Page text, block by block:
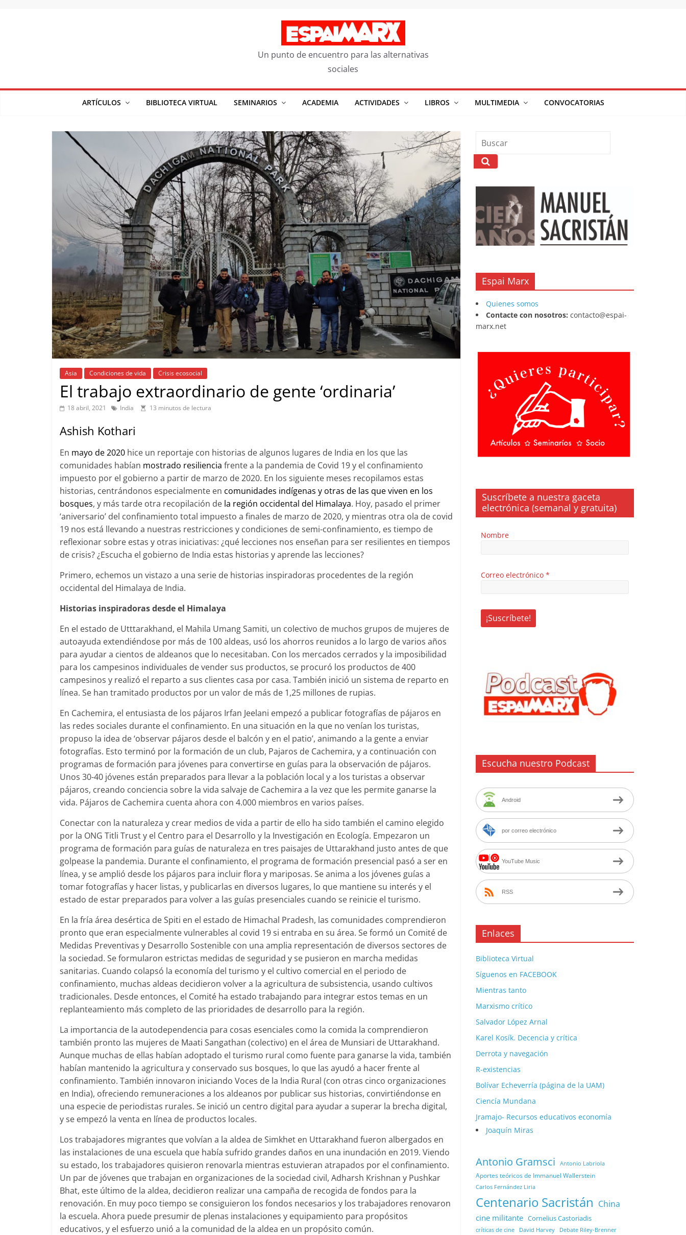
Un punto de encuentro para las alternativas
sociales
ARTÍCULOS BIBLIOTECA VIRTUAL SEMINARIOS ACADEMIA ACTIVIDADES LIBROS MULTIMEDIA CONVOCATORIAS
Asia Condiciones de vida Crisis ecosocial
El trabajo extraordinario de gente ‘ordinaria’
18 abril, 2021 India 13 minutos de lectura
Ashish Kothari
En mayo de 2020 hice un reportaje con historias de algunos lugares de India en los que las
comunidades habían mostrado resiliencia frente a la pandemia de Covid 19 y el confinamiento
impuesto por el gobierno a partir de marzo de 2020. En los siguiente meses recopilamos estas
historias, centrándonos especialmente en comunidades indígenas y otras de las que viven en los
bosques, y más tarde otra recopilación de la región occidental del Himalaya. Hoy, pasado el primer
‘aniversario’ del confinamiento total impuesto a finales de marzo de 2020, y mientras otra ola de covid
19 nos está llevando a nuestras restricciones y condiciones de semi-confinamiento, es tiempo de
reflexionar sobre estas y otras iniciativas: ¿qué lecciones nos enseñan para ser resilientes en tiempos
de crisis? ¿Escucha el gobierno de India estas historias y aprende las lecciones?
Primero, echemos un vistazo a una serie de historias inspiradoras procedentes de la región
occidental del Himalaya de India.
Historias inspiradoras desde el Himalaya
En el estado de Utttarakhand, el Mahila Umang Samiti, un colectivo de muchos grupos de mujeres de
autoayuda extendiéndose por más de 100 aldeas, usó los ahorros reunidos a lo largo de varios años
para ayudar a cientos de aldeanos que lo necesitaban. Con los mercados cerrados y la imposibilidad
para los campesinos individuales de vender sus productos, se procuró los productos de 400
campesinos y realizó el reparto a sus clientes casa por casa. También inició un sistema de reparto en
línea. Se han tramitado productos por un valor de más de 1,25 millones de rupias.
En Cachemira, el entusiasta de los pájaros Irfan Jeelani empezó a publicar fotografías de pájaros en
las redes sociales durante el confinamiento. En una situación en la que no venían los turistas,
propuso la idea de ‘observar pájaros desde el balcón y en el patio’, animando a la gente a enviar
fotografías. Esto terminó por la formación de un club, Pajaros de Cachemira, y a continuación con
programas de formación para jóvenes para convertirse en guías para la observación de pájaros.
Unos 30-40 jóvenes están preparados para llevar a la población local y a los turistas a observar
pájaros, creando conciencia sobre la vida salvaje de Cachemira a la vez que les permite ganarse la
vida. Pájaros de Cachemira cuenta ahora con 4.000 miembros en varios países.
Conectar con la naturaleza y crear medios de vida a partir de ello ha sido también el camino elegido
por la ONG Titli Trust y el Centro para el Desarrollo y la Investigación en Ecología. Empezaron un
programa de formación para guías de naturaleza en tres paisajes de Uttarakhand justo antes de que
golpease la pandemia. Durante el confinamiento, el programa de formación presencial pasó a ser en
línea, y se amplió desde los pájaros para incluir flora y mariposas. Se anima a los jóvenes guías a
tomar fotografías y hacer listas, y publicarlas en diversos lugares, lo que mantiene su interés y el
estado de estar preparados para volver a las guías presenciales cuando se reinicie el turismo.
En la fría área desértica de Spiti en el estado de Himachal Pradesh, las comunidades comprendieron
pronto que eran especialmente vulnerables al covid 19 si entraba en su área. Se formó un Comité de
Medidas Preventivas y Desarrollo Sostenible con una amplia representación de diversos sectores de
la sociedad. Se formularon estrictas medidas de seguridad y se pusieron en marcha medidas
sanitarias. Cuando colapsó la economía del turismo y el cultivo comercial en el periodo de
confinamiento, muchas aldeas decidieron volver a la agricultura de subsistencia, usando cultivos
tradicionales. Desde entonces, el Comité ha estado trabajando para integrar estos temas en un
replanteamiento más completo de las prioridades de desarrollo para la región.
La importancia de la autodependencia para cosas esenciales como la comida la comprendieron
también pronto las mujeres de Maati Sangathan (colectivo) en el área de Munsiari de Uttarakhand.
Aunque muchas de ellas habían adoptado el turismo rural como fuente para ganarse la vida, también
habían mantenido la agricultura y conservado sus bosques, lo que las ayudó a hacer frente al
confinamiento. También innovaron iniciando Voces de la India Rural (con otras cinco organizaciones
en India), ofreciendo remuneraciones a los aldeanos por publicar sus historias, convirtiéndonse en
una especie de periodistas rurales. Se inició un centro digital para ayudar a superar la brecha digital,
y se empezó la venta en línea de productos locales.
Los trabajadores migrantes que volvían a la aldea de Simkhet en Uttarakhand fueron albergados en
las instalaciones de una escuela que había sufrido grandes daños en una inundación en 2019. Viendo
su estado, los trabajadores quisieron renovarla mientras estuvieran atrapados por el confinamiento.
Un par de jóvenes que trabajan en organizaciones de la sociedad civil, Adharsh Krishnan y Pushkar
Bhat, este último de la aldea, decidieron realizar una campaña de recogida de fondos para la
renovación. En muy poco tiempo se consiguieron los fondos necesarios y los trabajadores renovaron
la escuela. Ahora puede presumir de plenas instalaciones y equipamiento para propósitos
educativos, y el esfuerzo unió a la comunidad de la aldea en un propósito común.
Espai Marx
Quienes somos
Contacte con nosotros: contacto@espai-
marx.net
Suscríbete a nuestra gaceta
electrónica (semanal y gratuita)
Nombre
Correo electrónico *
Escucha nuestro Podcast
Android
por correo electrónico
YouTube Music
RSS
Enlaces
Biblioteca Virtual
Síguenos en FACEBOOK
Mientras tanto
Marxismo crítico
Salvador López Arnal
Karel Kosík. Decencia y crítica
Derrota y navegación
R-existencias
Bolívar Echeverría (página de la UAM)
Ciencía Mundana
Jramajo- Recursos educativos economía
Joaquín Miras
Antonio Gramsci Antonio Labriola
Aportes teóricos de Immanuel Wallerstein
Carlos Fernández Liria
Centenario Sacristán China
cine militante Cornelius Castoriadis
críticas de cine David Harvey Debate Riley-Brenner